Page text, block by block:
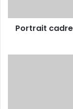
Coris
BankPortrait cadre